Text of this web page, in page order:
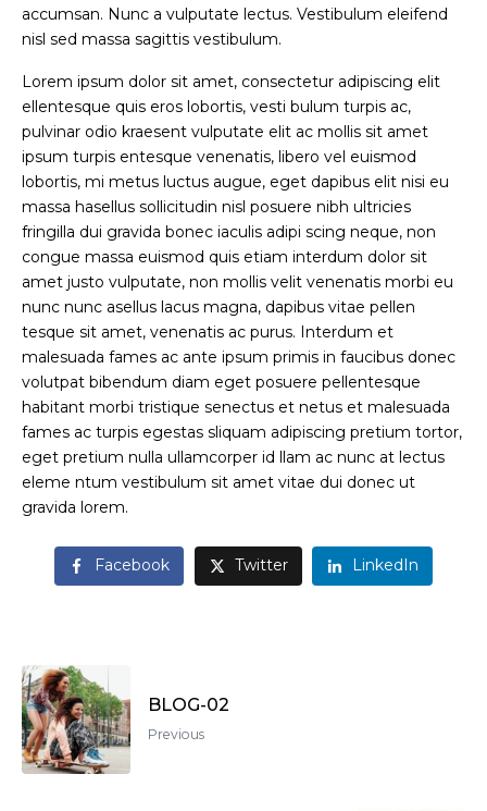
accumsan. Nunc a vulputate lectus. Vestibulum eleifend
nisl sed massa sagittis vestibulum.
Lorem ipsum dolor sit amet, consectetur adipiscing elit
ellentesque quis eros lobortis, vesti bulum turpis ac,
pulvinar odio kraesent vulputate elit ac mollis sit amet
ipsum turpis entesque venenatis, libero vel euismod
lobortis, mi metus luctus augue, eget dapibus elit nisi eu
massa hasellus sollicitudin nisl posuere nibh ultricies
fringilla dui gravida bonec iaculis adipi scing neque, non
congue massa euismod quis etiam interdum dolor sit
amet justo vulputate, non mollis velit venenatis morbi eu
nunc nunc asellus lacus magna, dapibus vitae pellen
tesque sit amet, venenatis ac purus. Interdum et
malesuada fames ac ante ipsum primis in faucibus donec
volutpat bibendum diam eget posuere pellentesque
habitant morbi tristique senectus et netus et malesuada
fames ac turpis egestas sliquam adipiscing pretium tortor,
eget pretium nulla ullamcorper id llam ac nunc at lectus
eleme ntum vestibulum sit amet vitae dui donec ut
gravida lorem.
Facebook Twitter LinkedIn
BLOG-02
Previous